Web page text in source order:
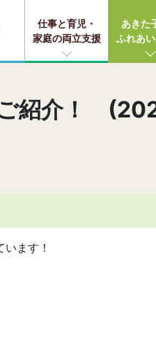
仕事と育児・
家庭の両立支援
あきた
ふれあ
ご紹介！
ます！